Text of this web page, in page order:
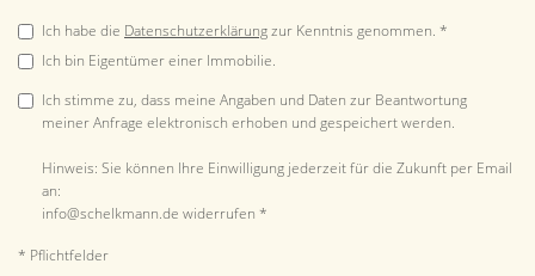
Ich habe die Datenschutzerklärungzur Kenntnis genommen. *
Ich bin Eigentümer einer Immobilie.
Ich stimme zu, dass meine Angaben und Daten zur Beantwortung
meiner Anfrage elektronisch erhoben und gespeichert werden.
Hinweis: Sie können Ihre Einwilligung jederzeit für die Zukunft per Email
an:
info@schelkmann.de widerrufen *
* Pflichtfelder